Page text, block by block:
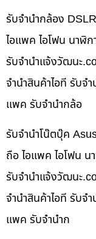
รับจำนำกล้อง
ไอแพค ไอโฟน นาฬิ
รับจํานําแจ้งวัฒนะ
จำนำสินค้าไอที รับจ
แพค รับจำนำกล้อ
รับจำนำโน๊ตบุ๊ค
ถือ ไอแพค ไอโฟน น
รับจํานําแจ้งวัฒนะ
จำนำสินค้าไอที รับจ
แพค รับจำนำก